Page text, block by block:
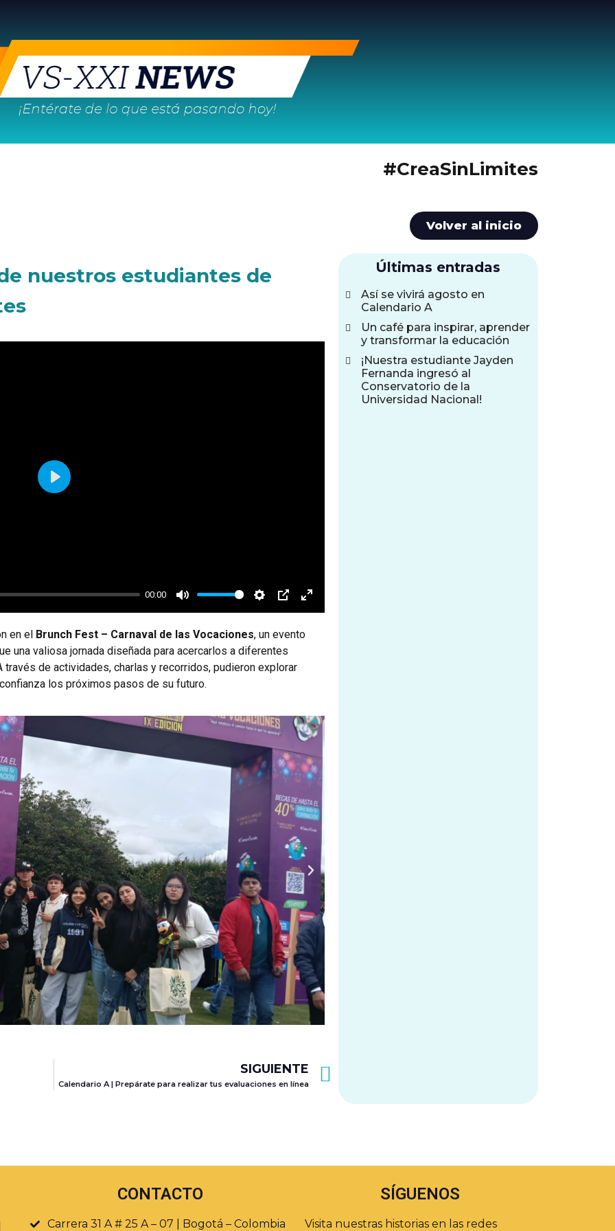
#CreaSinLimites
Volver al inicio
nuestros estudiantes de
00:00
Mute Settings
PIP Enter fullscreen
Play
en el Brunch Fest – Carnaval de las Vocaciones, un evento
una valiosa jornada diseñada para acercarlos a diferentes
de actividades, charlas y recorridos, pudieron explorar
los próximos pasos de su futuro.
SIGUIENTE
Calendario A | Prepárate para realizar tus evaluaciones en línea
Últimas entradas
Así se vivirá agosto en
Calendario A
Un café para inspirar, aprender
y transformar la educación
¡Nuestra estudiante Jayden
Fernanda ingresó al
Conservatorio de la
Universidad Nacional!
CONTACTO
Carrera 31 A # 25 A – 07 | Bogotá – Colombia
SÍGUENOS
Visita nuestras historias en las redes